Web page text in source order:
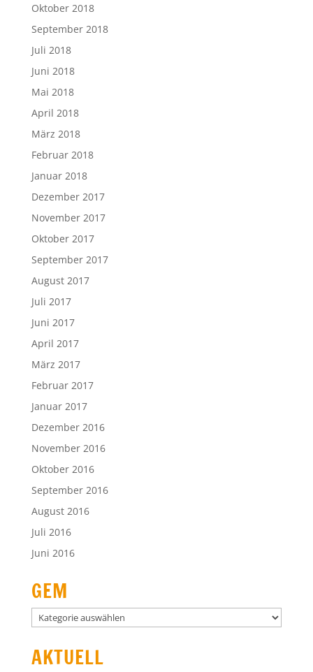
Oktober 2018
September 2018
Juli 2018
Juni 2018
Mai 2018
April 2018
März 2018
Februar 2018
Januar 2018
Dezember 2017
November 2017
Oktober 2017
September 2017
August 2017
Juli 2017
Juni 2017
April 2017
März 2017
Februar 2017
Januar 2017
Dezember 2016
November 2016
Oktober 2016
September 2016
August 2016
Juli 2016
Juni 2016
GEM
GEM
AKTUELL